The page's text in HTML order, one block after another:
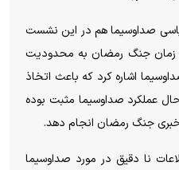
صداوسیما هم در این نشست
زمان جنگ رمضان به محدودیت
اشاره کرد که باعث اتخاذ
عملکرد صداوسیما مثبت بوده
جنگ رمضان انجام دهد.
نا دقیق در مورد صداوسیما